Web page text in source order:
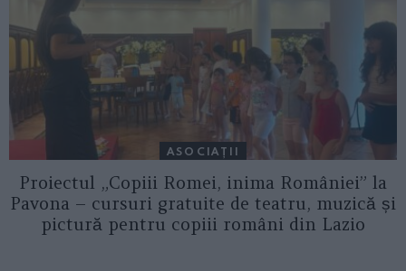
ASOCIAŢII
Proiectul „Copiii Romei, inima României” la
Pavona – cursuri gratuite de teatru, muzică și
pictură pentru copiii români din Lazio